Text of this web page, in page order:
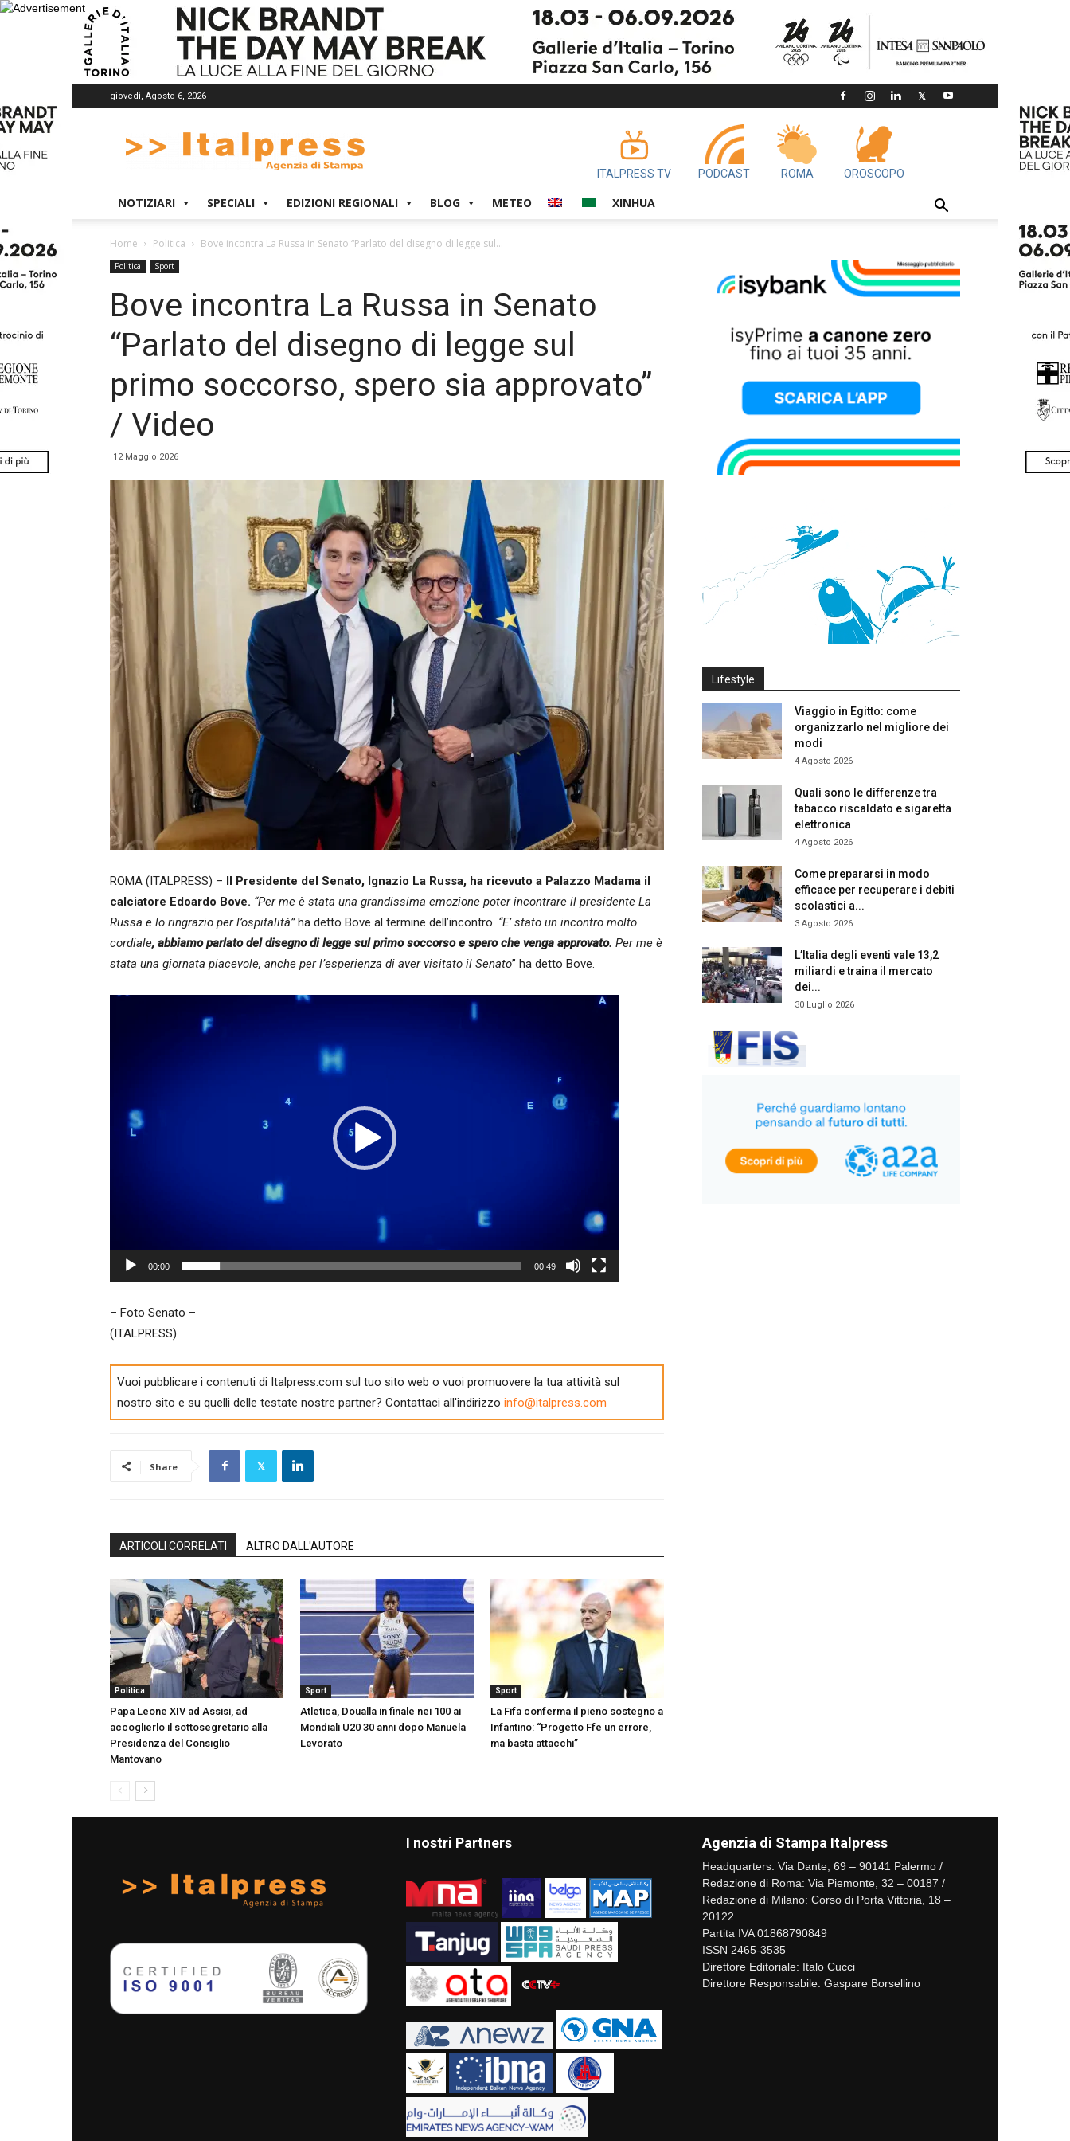
giovedì, Agosto 6, 2026
ITALPRESS TV PODCAST ROMA OROSCOPO
NOTIZIARI SPECIALI EDIZIONI REGIONALI BLOG METEO XINHUA
Home Politica Bove incontra La Russa in Senato “Parlato del disegno di legge sul...
Politica Sport
Bove incontra La Russa in Senato
“Parlato del disegno di legge sul
primo soccorso, spero sia approvato”
/ Video
12 Maggio 2026
ROMA (ITALPRESS) – Il Presidente del Senato, Ignazio La Russa, ha ricevuto a Palazzo Madama il
calciatore Edoardo Bove. “Per me è stata una grandissima emozione poter incontrare il presidente La
Russa e lo ringrazio per l’ospitalità”ha detto Bove al termine dell’incontro. “E’ stato un incontro molto
cordiale, abbiamo parlato del disegno di legge sul primo soccorso e spero che venga approvato. Per me è
stata una giornata piacevole, anche per l’esperienza di aver visitato il Senato” ha detto Bove.
00:00 00:49
– Foto Senato –
(ITALPRESS).
Vuoi pubblicare i contenuti di Italpress.com sul tuo sito web o vuoi promuovere la tua attività sul
nostro sito e su quelli delle testate nostre partner? Contattaci all'indirizzo info@italpress.com
Share
ARTICOLI CORRELATI ALTRO DALL'AUTORE
Politica
Papa Leone XIV ad Assisi, ad
accoglierlo il sottosegretario alla
Presidenza del Consiglio
Mantovano
Sport
Atletica, Doualla in finale nei 100 ai
Mondiali U20 30 anni dopo Manuela
Levorato
Sport
La Fifa conferma il pieno sostegno a
Infantino: “Progetto Ffe un errore,
ma basta attacchi”
Lifestyle
Viaggio in Egitto: come
organizzarlo nel migliore dei
modi
4 Agosto 2026
Quali sono le differenze tra
tabacco riscaldato e sigaretta
elettronica
4 Agosto 2026
Come prepararsi in modo
efficace per recuperare i debiti
scolastici a...
3 Agosto 2026
L’Italia degli eventi vale 13,2
miliardi e traina il mercato
dei...
30 Luglio 2026
I nostri Partners Agenzia di Stampa Italpress
Headquarters: Via Dante, 69 – 90141 Palermo /
Redazione di Roma: Via Piemonte, 32 – 00187 /
Redazione di Milano: Corso di Porta Vittoria, 18 –
20122
Partita IVA 01868790849
ISSN 2465-3535
Direttore Editoriale: Italo Cucci
Direttore Responsabile: Gaspare Borsellino